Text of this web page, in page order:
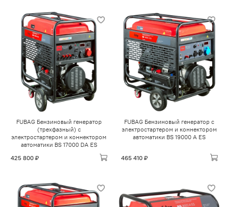
FUBAG Бензиновый генератор
(трехфазный) с
электростартером и коннектором
автоматики BS 17000 DA ES
425 800 ₽
FUBAG Бензиновый генератор с
электростартером и коннектором
автоматики BS 19000 A ES
465 410 ₽